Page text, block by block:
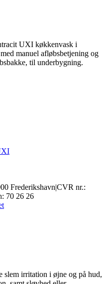
UXI køkkenvask i
manuel afløbsbetjening og
til underbygning.
Frederikshavn|CVR nr.:
70 26 26
slem irritation i øjne og på hud,